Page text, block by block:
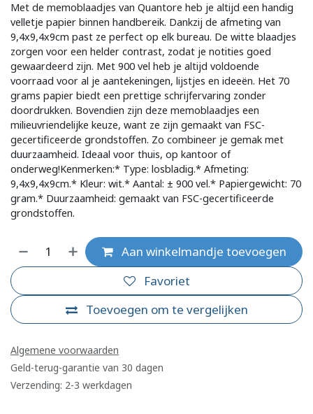
Met de memoblaadjes van Quantore heb je altijd een handig
velletje papier binnen handbereik. Dankzij de afmeting van
9,4x9,4x9cm past ze perfect op elk bureau. De witte blaadjes
zorgen voor een helder contrast, zodat je notities goed
gewaardeerd zijn. Met 900 vel heb je altijd voldoende
voorraad voor al je aantekeningen, lijstjes en ideeën. Het 70
grams papier biedt een prettige schrijfervaring zonder
doordrukken. Bovendien zijn deze memoblaadjes een
milieuvriendelijke keuze, want ze zijn gemaakt van FSC-
gecertificeerde grondstoffen. Zo combineer je gemak met
duurzaamheid. Ideaal voor thuis, op kantoor of
onderweg!Kenmerken:* Type: losbladig.* Afmeting:
9,4x9,4x9cm.* Kleur: wit.* Aantal: ± 900 vel.* Papiergewicht: 70
gram.* Duurzaamheid: gemaakt van FSC-gecertificeerde
grondstoffen.
Aan winkelmandje toevoegen
Toevoegen om te vergelijken
Favoriet
Algemene voorwaarden
Geld-terug-garantie van 30 dagen
Verzending: 2-3 werkdagen